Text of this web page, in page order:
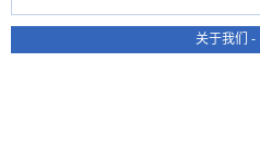
关于我们 -